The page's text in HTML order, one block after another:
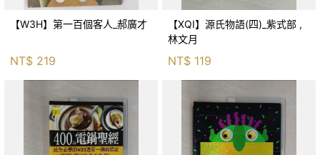
【W3H】第一百個客人_郝廣才
NT$ 219
【XQI】源氏物語(四)_紫式部 ,
林文月
NT$ 119